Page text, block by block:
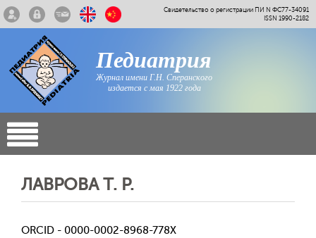
Свидетельство о регистрации ПИ N ФС77-34091
ISSN 1990-2182
Педиатрия
Журнал имени Г.Н. Сперанского
издается с мая 1922 года
ЛАВРОВА Т. Р.
ORCID - 0000-0002-8968-778X